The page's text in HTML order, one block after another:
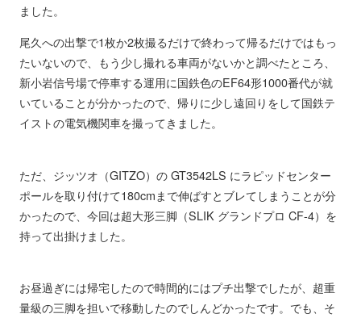
ました。
尾久への出撃で1枚か2枚撮るだけで終わって帰るだけではもっ
たいないので、もう少し撮れる車両がないかと調べたところ、
新小岩信号場で停車する運用に国鉄色のEF64形1000番代が就
いていることが分かったので、帰りに少し遠回りをして国鉄テ
イストの電気機関車を撮ってきました。
ただ、ジッツオ（GITZO）の GT3542LS にラピッドセンター
ポールを取り付けて180cmまで伸ばすとブレてしまうことが分
かったので、今回は超大形三脚（SLIK グランドプロ CF-4）を
持って出掛けました。
お昼過ぎには帰宅したので時間的にはプチ出撃でしたが、超重
量級の三脚を担いで移動したのでしんどかったです。でも、そ